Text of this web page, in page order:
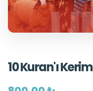
10 Kuran'ı Kerim